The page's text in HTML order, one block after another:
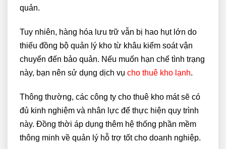
quản.
Tuy nhiên, hàng hóa lưu trữ vẫn bị hao hụt lớn do
thiếu đồng bộ quản lý kho từ khâu kiểm soát vận
chuyển đến bảo quản. Nếu muốn hạn chế tình trạng
này, bạn nên sử dụng dịch vụ cho thuê kho lạnh.
Thông thường, các công ty cho thuê kho mát sẽ có
đủ kinh nghiệm và nhân lực để thực hiện quy trình
này. Đồng thời áp dụng thêm hệ thống phần mềm
thông minh về quản lý hỗ trợ tốt cho doanh nghiệp.